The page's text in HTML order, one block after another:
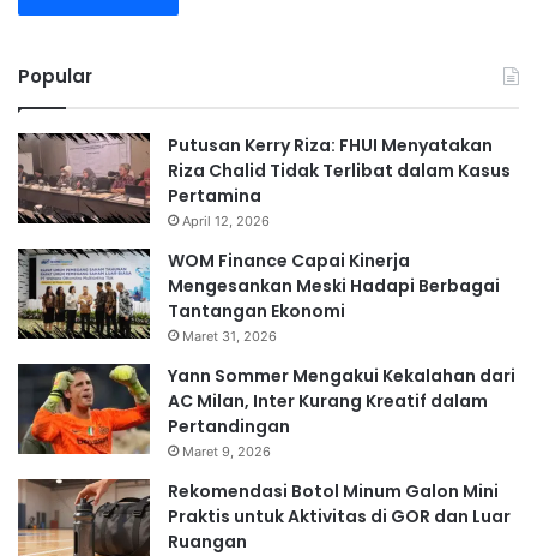
Popular
Putusan Kerry Riza: FHUI Menyatakan
Riza Chalid Tidak Terlibat dalam Kasus
Pertamina
April 12, 2026
WOM Finance Capai Kinerja
Mengesankan Meski Hadapi Berbagai
Tantangan Ekonomi
Maret 31, 2026
Yann Sommer Mengakui Kekalahan dari
AC Milan, Inter Kurang Kreatif dalam
Pertandingan
Maret 9, 2026
Rekomendasi Botol Minum Galon Mini
Praktis untuk Aktivitas di GOR dan Luar
Ruangan